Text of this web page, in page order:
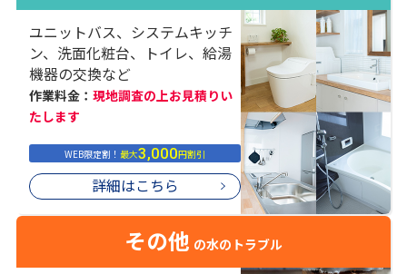
ユニットバス、システムキッチ
ン、洗面化粧台、トイレ、給湯
機器の交換など
作業料金： 現地調査の上お見積りい
たします
WEB限定割！最大3,000円割引
詳細はこちら
その他 の水のトラブル